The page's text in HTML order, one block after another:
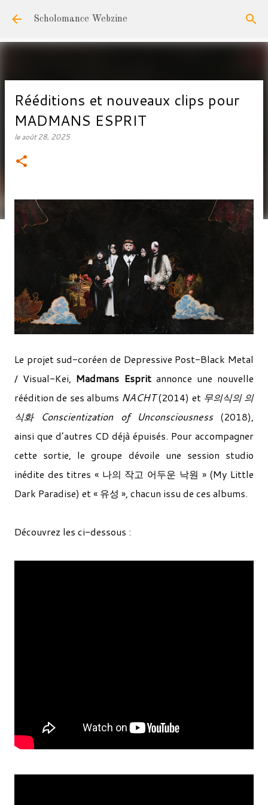
Accéder au contenu principal
Scholomance Webzine
Rééditions et nouveaux clips pour
MADMANS ESPRIT
leaoût 28, 2025
Le projet sud-coréen de Depressive Post-Black Metal
/ Visual-Kei, Madmans Esprit annonce une nouvelle
réédition de ses albums NACHT(2014) et 무의식의 의
식화 Conscientization of Unconsciousness(2018),
ainsi que d’autres CD déjà épuisés. Pour accompagner
cette sortie, le groupe dévoile une session studio
inédite des titres « 나의 작고 어두운 낙원 » (My Little
Dark Paradise) et « 유성 », chacun issu de ces albums.
Découvrez les ci-dessous :